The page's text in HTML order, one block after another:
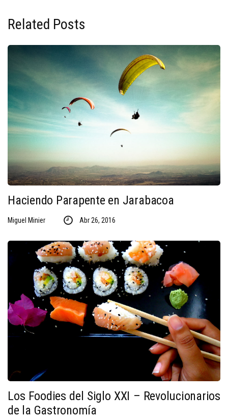
Related Posts
Haciendo Parapente en Jarabacoa
Miguel Minier Abr 26, 2016
Los Foodies del Siglo XXI – Revolucionarios
de la Gastronomía